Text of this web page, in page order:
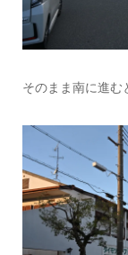
そのまま南に進む